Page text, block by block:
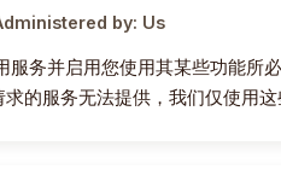
by: Us
务并启用您使用其某些功能所
的服务无法提供，我们仅使用这